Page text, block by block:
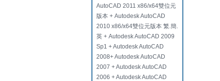
AutoCAD 2011 x86/x64雙位元
版本 + Autodesk AutoCAD
2010 x86/x64雙位元版本 繁.簡.
英 + Autodesk AutoCAD 2009
Sp1 + Autodesk AutoCAD
2008+ Autodesk AutoCAD
2007 + Autodesk AutoCAD
2006 + Autodesk AutoCAD